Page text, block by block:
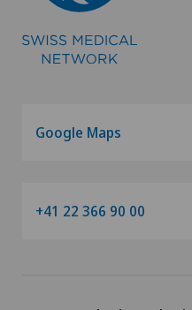
Google Maps
+41 22 366 90 00